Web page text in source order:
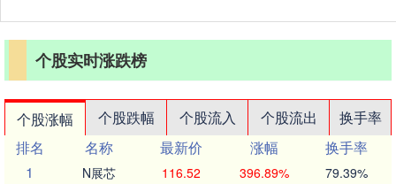
个股实时涨跌榜
个股涨幅 个股跌幅 个股流入 个股流出
换手率
排名
名称 最新价 涨幅
换手率
1
N展芯 116.52 396.89% 79.39%